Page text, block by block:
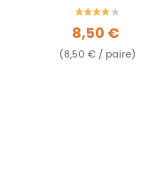
Prix
8,50 €
(8,50 € / paire)